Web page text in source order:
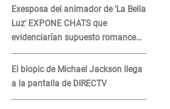
"Me hizo sentir incómoda"
Exesposa del animador de 'La Bella
Luz' EXPONE CHATS que
evidenciarían supuesto romance
clandestino con Naldy Saldaña,
pese a tener pareja
El biopic de Michael Jackson llega
a la pantalla de DIRECTV